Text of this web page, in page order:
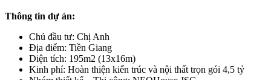
Thông tin dự án:
Chủ đầu tư: Chị Anh
Địa điểm: Tiền Giang
Diện tích: 195m2 (13x16m)
Kinh phí: Hoàn thiện kiến trúc và nội thất trọn gói 4,5 tỷ